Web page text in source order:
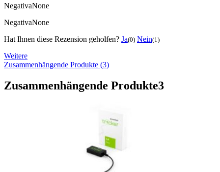
NegativaNone
NegativaNone
Hat Ihnen diese Rezension geholfen? Ja(0) Nein(1)
Weitere
Zusammenhängende Produkte (3)
Zusammenhängende Produkte3